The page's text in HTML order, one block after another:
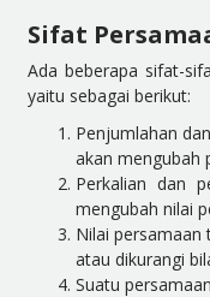
Sifat
Ada beberapa sifat-
yaitu sebagai berikut:
Penjumlahan
akan mengubah
Perkalian dan
mengubah nilai
Nilai persamaan
atau dikurangi
Suatu